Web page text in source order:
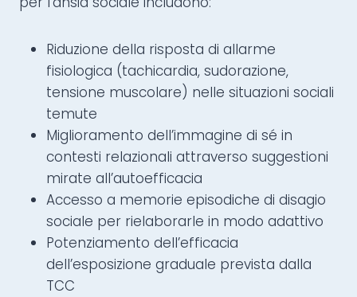
Riduzione della risposta di allarme
fisiologica (tachicardia, sudorazione,
tensione muscolare) nelle situazioni sociali
temute
Miglioramento dell’immagine di sé in
contesti relazionali attraverso suggestioni
mirate all’autoefficacia
Accesso a memorie episodiche di disagio
sociale per rielaborarle in modo adattivo
Potenziamento dell’efficacia
dell’esposizione graduale prevista dalla
TCC